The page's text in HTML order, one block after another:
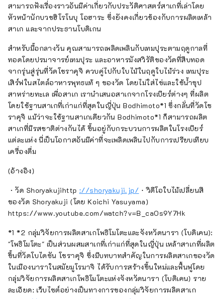
สามารถฟังเรื่องราวอันมีค่าเกี่ยวกับประวัติศาสตร์สาเกที่เล่าโดย
หัวหน้านักบวชฮิโรโนบุ โอฮาระ ซึ่งยังคงเกี่ยวข้องกับการผลิตเหล้า
สาเก และจากประธานโบดิเกน
สำหรับมื้อกลางวัน คุณสามารถเพลิดเพลินกับเทมปุระตามฤดูกาลที่
ทอดโดยปรมาจารย์เทมปุระ และอาหารมังสวิรัติของวัดที่สืบทอด
จากรุ่นสู่รุ่นที่วัดโชราคุจิ ควบคู่ไปกับใบไม้ในฤดูใบไม้ร่วง เทมปุระ
เสิร์ฟในสไตล์อาหารพุทธแท้ ๆ ของวัด โดยไม่ใส่ไข่และใช้น้ำซุป
สาหร่ายทะเล เพื่อสาเก เรานำเสนอสาเกจากโรงเบียร์ต่างๆ ที่ผลิต
โดยใช้ฐานสาเกที่เก่าแก่ที่สุดในญี่ปุ่น Bodhimoto*1 ซึ่งกลั่นที่วัดโช
ราคุจิ แม้ว่าจะใช้ฐานสาเกเดียวกัน Bodhimoto*1 ก็สามารถผลิต
สาเกที่มีรสชาติต่างกันได้ ขึ้นอยู่กับกระบวนการผลิตในโรงเบียร์
แต่ละแห่ง นี่เป็นโอกาสอันมีค่าที่จะเพลิดเพลินไปกับการเปรียบเทียบ
เครื่องดื่ม
(อ้างอิง)
・วัด Shoryakujihttp ://shoryakuji.jp/ ・วิดีโอใบไม้เปลี่ยนสี
ของวัด Shoryakuji (โดย Koichi Yasuyama)
https://www.youtube.com/watch?v=B_caOs9Y7Hk
*1 *2 กลุ่มวิจัยการผลิตสาเกโพธิโมโตะและจังหวัดนารา (โบดิเคน):
"โพธิโมโตะ" เป็นส่วนผสมสาเกที่เก่าแก่ที่สุดในญี่ปุ่น เหล้าสาเกที่ผลิต
ขึ้นที่วัดโบไดซัน โชราคุจิ ซึ่งมีบทบาทสำคัญในการผลิตสาเกของวัด
ในเมืองนาราในสมัยมูโรมาจิ ได้รับการสร้างขึ้นใหม่และฟื้นฟูโดย
กลุ่มวิจัยการผลิตสาเกโพธิโมโตะแห่งจังหวัดนารา (โบดิเคน) ราย
ละเอียด: เว็บไซต์อย่างเป็นทางการของกลุ่มวิจัยการผลิตสาเก